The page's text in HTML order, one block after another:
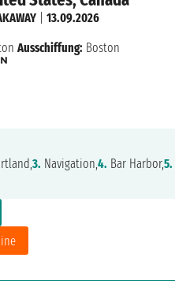
| 13.09.2026
Ausschiffung: Boston
3. Navigation,4. Bar Harbor,5.